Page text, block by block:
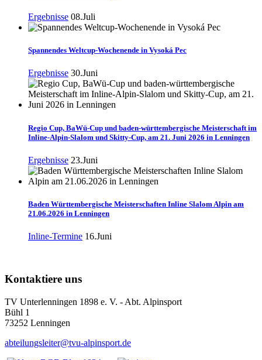
Ergebnisse 08.Juli
Spannendes Weltcup-Wochenende in Vysoká Pec
Ergebnisse 30.Juni
Regio Cup, BaWü-Cup und baden-württembergische Meisterschaft im
Inline-Alpin-Slalom und Skitty-Cup, am 21. Juni 2026 in Lenningen
Ergebnisse 23.Juni
Baden Württembergische Meisterschaften Inline Slalom Alpin am
21.06.2026 in Lenningen
Inline-Termine 16.Juni
Kontaktiere uns
TV Unterlenningen 1898 e. V. - Abt. Alpinsport
Bühl 1
73252 Lenningen
abteilungsleiter@tvu-alpinsport.de